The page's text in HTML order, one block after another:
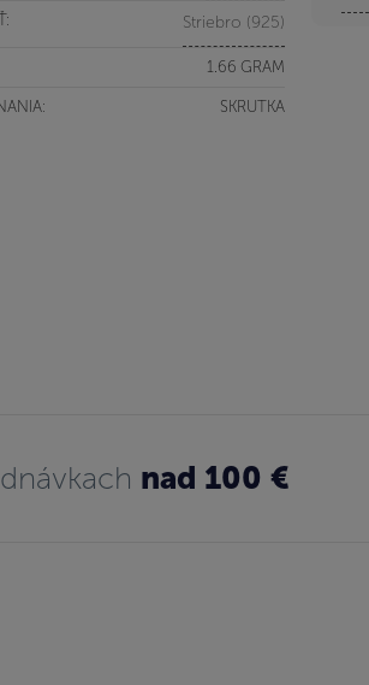
Striebro (925)
1.66 GRAM
SKRUTKA
nad 100 €